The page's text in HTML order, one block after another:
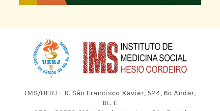
IMS/UERJ – R. São Francisco Xavier, 524, 6º Andar,
BL. E